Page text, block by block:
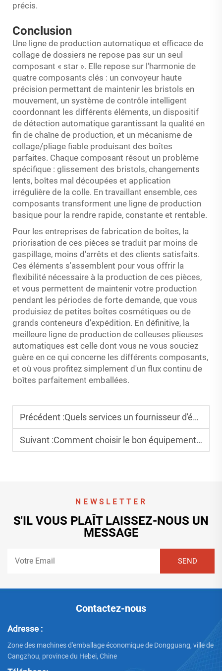
précis.
Conclusion
Une ligne de production automatique et efficace de
collage de dossiers ne repose pas sur un seul
composant « star ». Elle repose sur l'harmonie de
quatre composants clés : un convoyeur haute
précision permettant de maintenir les bristols en
mouvement, un système de contrôle intelligent
coordonnant les différents éléments, un dispositif
de détection automatique garantissant la qualité en
fin de chaîne de production, et un mécanisme de
collage/pliage fiable produisant des boîtes
parfaites. Chaque composant résout un problème
spécifique : glissement des bristols, changements
lents, boîtes mal découpées et application
irrégulière de la colle. En travaillant ensemble, ces
composants transforment une ligne de production
basique pour la rendre rapide, constante et rentable.
Pour les entreprises de fabrication de boîtes, la
priorisation de ces pièces se traduit par moins de
gaspillage, moins d'arrêts et des clients satisfaits.
Ces éléments s'assemblent pour vous offrir la
flexibilité nécessaire à la production de ces pièces,
et vous permettent de maintenir votre production
pendant les périodes de forte demande, que vous
produisiez de petites boîtes cosmétiques ou de
grands conteneurs d'expédition. En définitive, la
meilleure ligne de production de colleuses plieuses
automatiques est celle dont vous ne vous souciez
guère en ce qui concerne les différents composants,
et où vous profitez simplement d'un flux continu de
boîtes parfaitement emballées.
Précédent :Quels services un fournisseur d'équipements de collage de dossiers devrait-il fournir ?
Suivant :Comment choisir le bon équipement de colleuse-doreuse automatique ?
NEWSLETTER
S'IL VOUS PLAÎT LAISSEZ-NOUS UN
MESSAGE
Contactez-nous
Adresse :
Zone des machines d'emballage économique de Dongguang, ville de
Cangzhou, province du Hebei, Chine